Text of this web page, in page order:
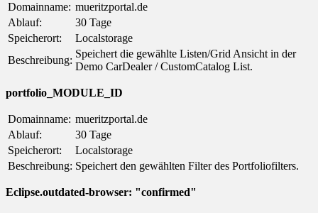
Domainname: mueritzportal.de
Ablauf:
30 Tage
Speicherort:
Localstorage
Beschreibung:
Speichert die gewählte Listen/Grid Ansicht in der
Demo CarDealer / CustomCatalog List.
portfolio_MODULE_ID
Domainname: mueritzportal.de
Ablauf:
30 Tage
Speicherort:
Localstorage
Beschreibung: Speichert den gewählten Filter des Portfoliofilters.
Eclipse.outdated-browser: "confirmed"